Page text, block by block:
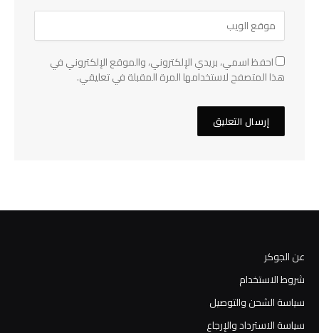
احفظ اسمي، بريدي الإلكتروني، والموقع الإلكتروني في
هذا المتصفح لاستخدامها المرة المقبلة في تعليقي.
عن الجوكر
شروط الاستخدام
سياسة الشحن والتوصيل
سياسة الاسترداد والإرجاع